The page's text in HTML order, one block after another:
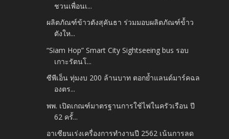
ชวนเพื่อนเ...
ผลิตภัณฑ์ข้าวตังสุคันธา ร่วมมอบผลิตภัณฑ์ข้้าว
ตังให...
“Siam Hop” Smart City Sightseeing bus รอบ
เกาะรัตนโ...
ซีพีเอ็น ทุ่มงบ 200 ล้านบาท ตอกย้ำแลนด์มาร์คฉล
องตร...
พพ. เปิดเกณฑ์มาตรฐานการใช้ไฟในครัวเรือน ปี
62 ครั้...
อาเซียนเร่งเครื่องการทำงานปี 2562 เน้นการลด